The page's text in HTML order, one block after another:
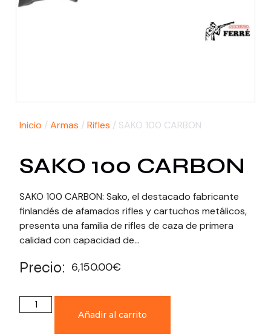
Inicio / Armas / Rifles / SAKO 100 CARBON
SAKO 100 CARBON
SAKO 100 CARBON: Sako, el destacado fabricante
finlandés de afamados rifles y cartuchos metálicos,
presenta una familia de rifles de caza de primera
calidad con capacidad de…
Precio: 6,150.00€
Añadir al carrito